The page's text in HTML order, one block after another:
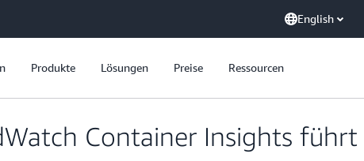
English
Produkte Lösungen Preise Ressourcen
Container Insights